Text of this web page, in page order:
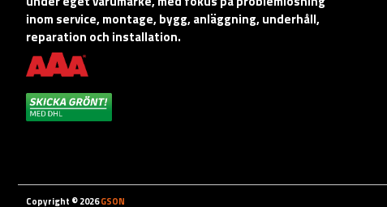
inom service, montage, bygg, anläggning, underhåll,
reparation och installation.
Copyright © 2026GSON